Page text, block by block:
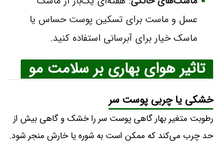
عسل و ماست برای تسکین پوست حساس یا
ماسک خیار برای آبرسانی استفاده کنید.
تاثیر هوای بهاری بر سلامت مو
خشکی یا چربی پوست سر
رطوبت متغیر بهار گاهی پوست سر را خشک و گاهی بیش از
حد چرب می‌کند که ممکن است به شوره یا خارش منجر شود.